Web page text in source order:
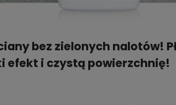
bez zielonych nalotów!
efekt i czystą powierzchnię!